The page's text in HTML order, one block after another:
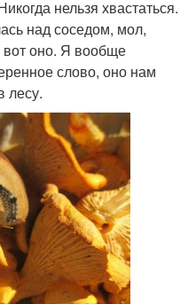
нельзя хвастаться.
над соседом, мол,
вот оно. Я вообще
слово, оно нам
лесу.